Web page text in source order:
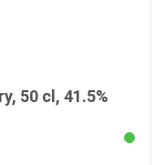
50 cl, 41.5%